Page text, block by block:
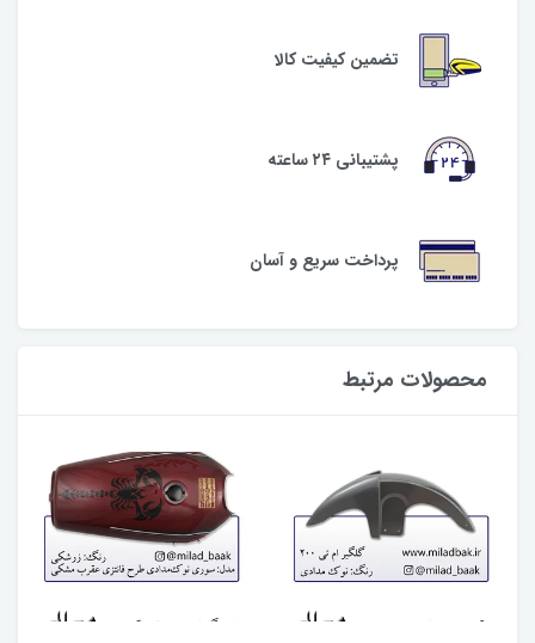
تضمین کیفیت کالا
پشتیبانی ۲۴ ساعته
پرداخت سریع و آسان
محصولات مرتبط